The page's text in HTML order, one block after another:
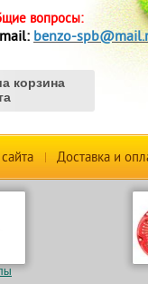
вопросы:
benzo-
корзина
Доставка и